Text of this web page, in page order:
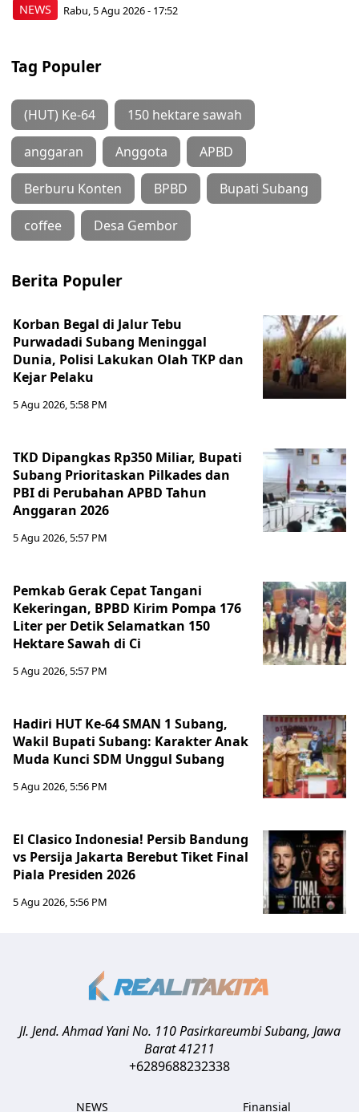
NEWS Rabu, 5 Agu 2026 - 17:52
Tag Populer
(HUT) Ke-64 150 hektare sawah
anggaran Anggota APBD
Berburu Konten BPBD Bupati Subang
coffee Desa Gembor
Berita Populer
Korban Begal di Jalur Tebu
Purwadadi Subang Meninggal
Dunia, Polisi Lakukan Olah TKP dan
Kejar Pelaku
5 Agu 2026, 5:58 PM
TKD Dipangkas Rp350 Miliar, Bupati
Subang Prioritaskan Pilkades dan
PBI di Perubahan APBD Tahun
Anggaran 2026
5 Agu 2026, 5:57 PM
Pemkab Gerak Cepat Tangani
Kekeringan, BPBD Kirim Pompa 176
Liter per Detik Selamatkan 150
Hektare Sawah di Ci
5 Agu 2026, 5:57 PM
Hadiri HUT Ke-64 SMAN 1 Subang,
Wakil Bupati Subang: Karakter Anak
Muda Kunci SDM Unggul Subang
5 Agu 2026, 5:56 PM
El Clasico Indonesia! Persib Bandung
vs Persija Jakarta Berebut Tiket Final
Piala Presiden 2026
5 Agu 2026, 5:56 PM
Jl. Jend. Ahmad Yani No. 110 Pasirkareumbi Subang, Jawa
Barat41211
+6289688232338
NEWS Finansial